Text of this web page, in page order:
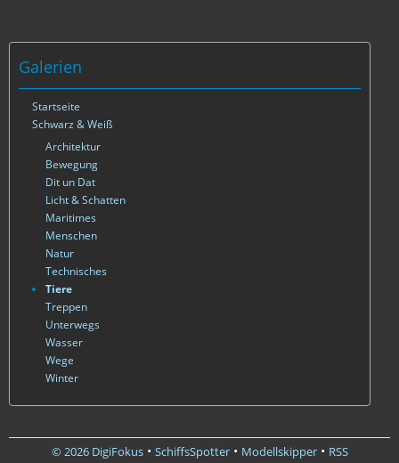
Galerien
Startseite
Schwarz & Weiß
Architektur
Bewegung
Dit un Dat
Licht & Schatten
Maritimes
Menschen
Natur
Technisches
Tiere
Treppen
Unterwegs
Wasser
Wege
Winter
© 2026 DigiFokus• SchiffsSpotter• Modellskipper• RSS